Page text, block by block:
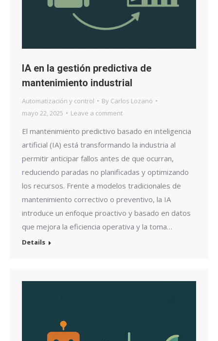
IA en la gestión predictiva de
mantenimiento industrial
Automatización y control By Carlos Lozano
mayo 22, 2025
Leave a comment
El mantenimiento predictivo basado en inteligencia
artificial (IA) está transformando la industria al
permitir anticipar fallos antes de que ocurran,
reduciendo paradas no planificadas y optimizando
los recursos. Frente a modelos tradicionales de
mantenimiento correctivo o preventivo, la IA
introduce un enfoque proactivo y basado en datos
que mejora la eficiencia operativa y la toma…
Details